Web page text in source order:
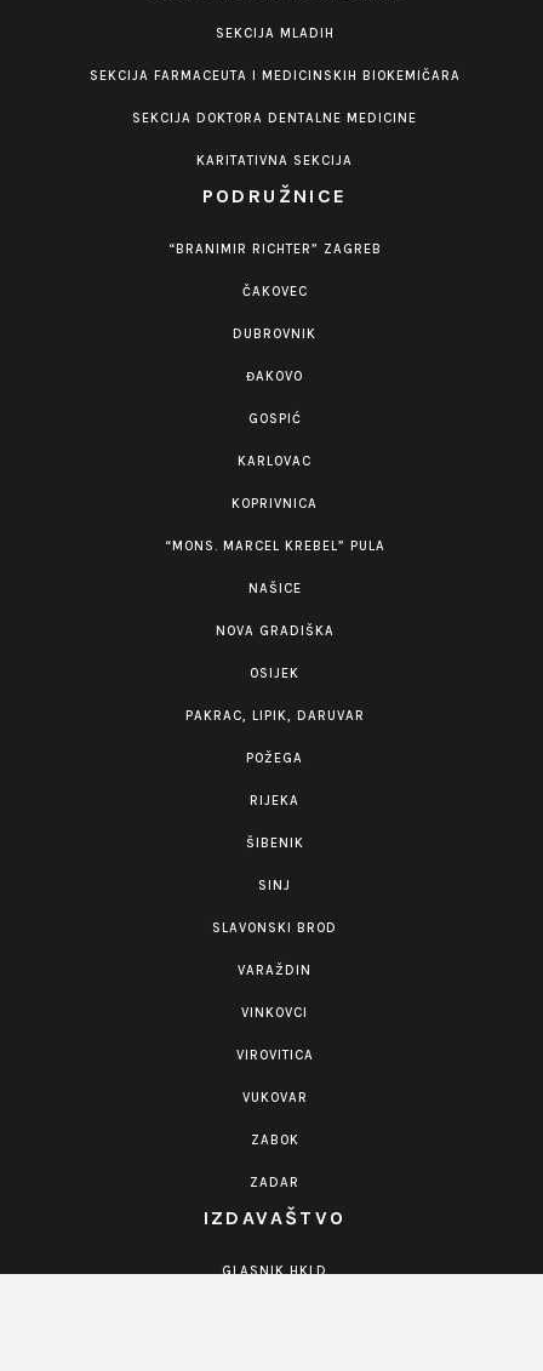
SEKCIJA MLADIH
SEKCIJA FARMACEUTA I MEDICINSKIH BIOKEMIČARA
SEKCIJA DOKTORA DENTALNE MEDICINE
KARITATIVNA SEKCIJA
PODRUŽNICE
“BRANIMIR RICHTER” ZAGREB
ČAKOVEC
DUBROVNIK
ĐAKOVO
GOSPIĆ
KARLOVAC
KOPRIVNICA
“MONS. MARCEL KREBEL” PULA
NAŠICE
NOVA GRADIŠKA
OSIJEK
PAKRAC, LIPIK, DARUVAR
POŽEGA
RIJEKA
ŠIBENIK
SINJ
SLAVONSKI BROD
VARAŽDIN
VINKOVCI
VIROVITICA
VUKOVAR
ZABOK
ZADAR
IZDAVAŠTVO
GLASNIK HKLD